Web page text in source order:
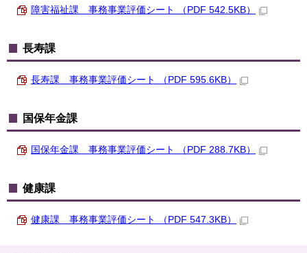
障害福祉課 事務事業評価シート （PDF 542.5KB）
長寿課
長寿課 事務事業評価シート （PDF 595.6KB）
国保年金課
国保年金課 事務事業評価シート （PDF 288.7KB）
健康課
健康課 事務事業評価シート （PDF 547.3KB）